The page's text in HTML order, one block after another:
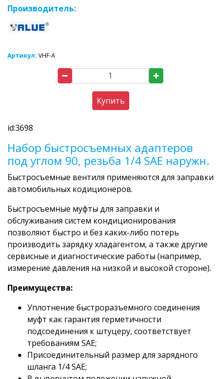
Производитель:
Артикул: VHF-A
Купить
id:3698
Набор быстросъемных адаптеров
под углом 90, резьба 1/4 SAE наружн.
Быстросъемные вентиля применяются для заправки
автомобильных кодиционеров.
Быстросъемные муфты для заправки и
обслуживания систем кондиционирования
позволяют быстро и без каких-либо потерь
производить зарядку хладагентом, а также другие
сервисные и диагностические работы (например,
измерение давления на низкой и высокой стороне).
Преимущества:
Уплотнение быстроразъемного соединения
муфт как гарантия герметичности
подсоединения к штуцеру, соответствует
требованиям SAE;
Присоединительный размер для зарядного
шланга 1/4 SAE;